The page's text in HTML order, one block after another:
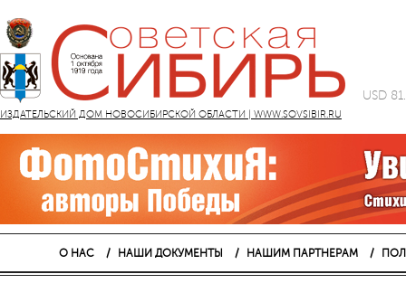
ИЗДАТЕЛЬСКИЙ ДОМ НОВОСИБИРСКОЙ ОБЛАСТИ | WWW.SOVSIBIR.RU
USD
О НАС НАШИ ДОКУМЕНТЫ НАШИМ ПАРТНЕРАМ